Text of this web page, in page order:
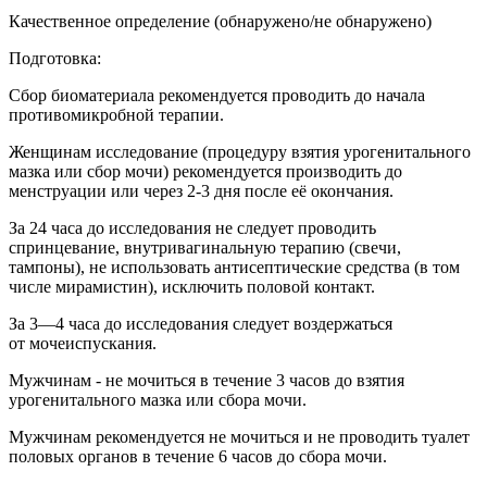
Качественное определение (обнаружено/не обнаружено)
Подготовка:
Сбор биоматериала рекомендуется проводить до начала
противомикробной терапии.
Женщинам исследование (процедуру взятия урогенитального
мазка или сбор мочи) рекомендуется производить до
менструации или через 2-3 дня после её окончания.
За 24 часа до исследования не следует проводить
спринцевание, внутривагинальную терапию (свечи,
тампоны), не использовать антисептические средства (в том
числе мирамистин), исключить половой контакт.
За 3—4 часа до исследования следует воздержаться
от мочеиспускания.
Мужчинам - не мочиться в течение 3 часов до взятия
урогенитального мазка или сбора мочи.
Мужчинам рекомендуется не мочиться и не проводить туалет
половых органов в течение 6 часов до сбора мочи.